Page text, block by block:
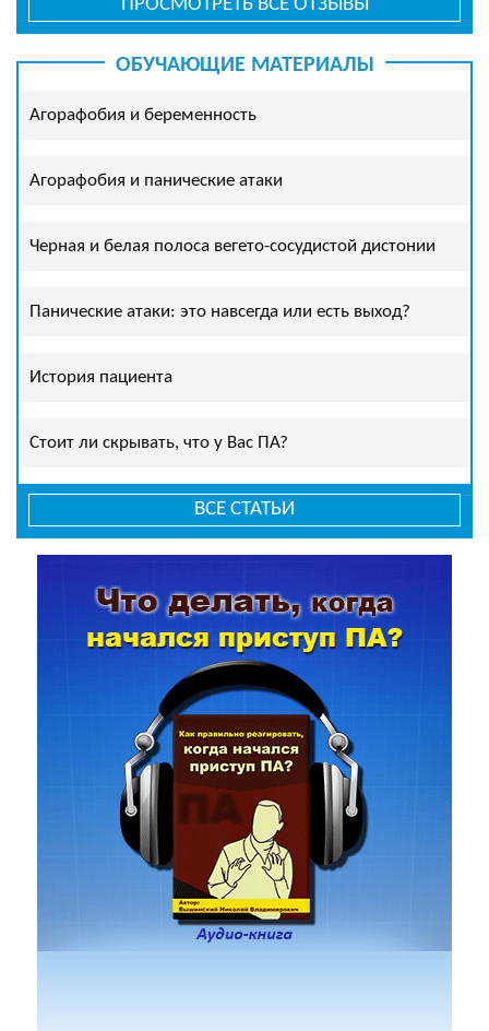
ПРОСМОТРЕТЬ ВСЕ ОТЗЫВЫ
ОБУЧАЮЩИЕ МАТЕРИАЛЫ
Агорафобия и беременность
Агорафобия и панические атаки
Черная и белая полоса вегето-сосудистой дистонии
Панические атаки: это навсегда или есть выход?
История пациента
Стоит ли скрывать, что у Вас ПА?
ВСЕ СТАТЬИ